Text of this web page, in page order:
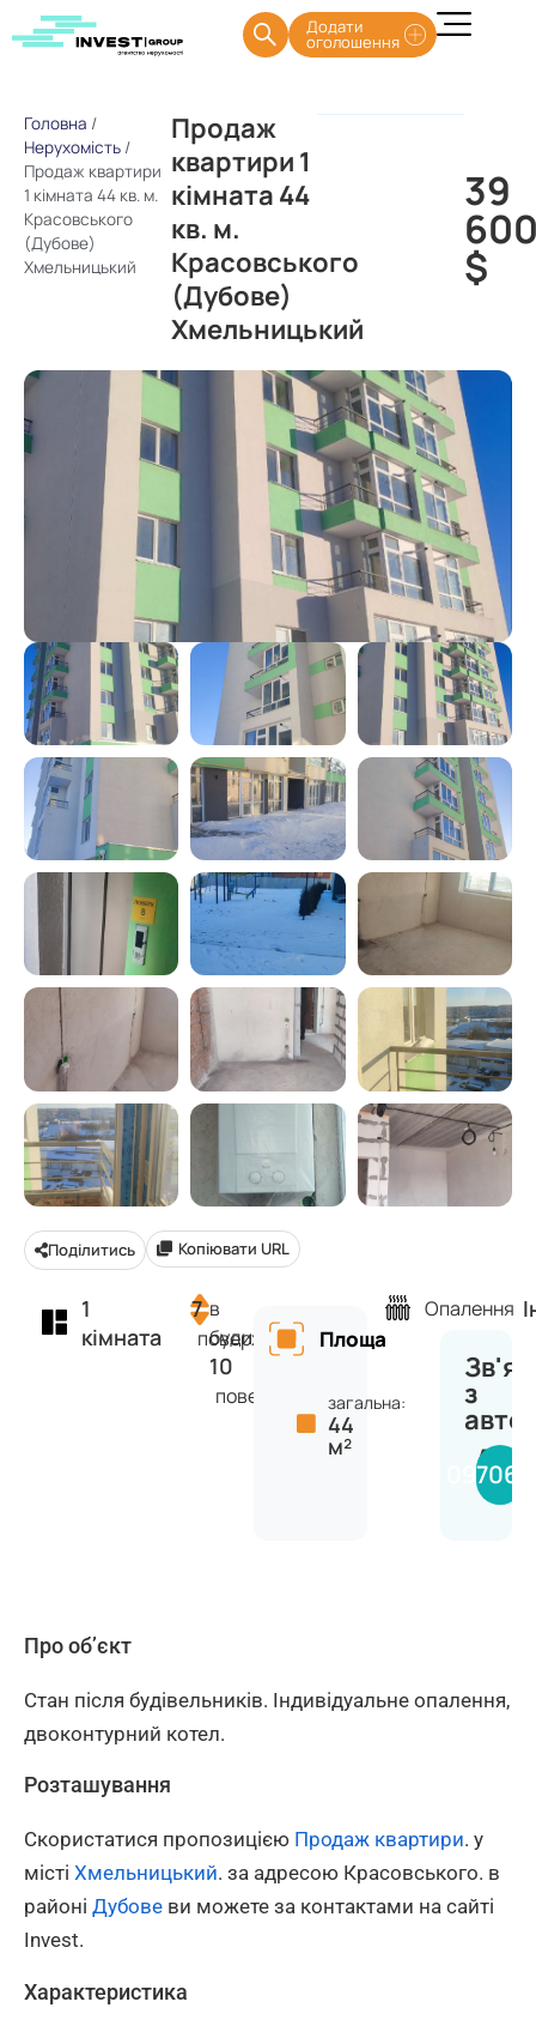
Додати
оголошення
Головна /
Нерухомість /
Продаж квартири
1 кімната 44 кв. м.
Красовського
(Дубове)
Хмельницький
Продаж
квартири 1
кімната 44
кв. м.
Красовського
(Дубове)
Хмельницький
39
$
Поділитись Копіювати URL
1
кімната
7
поверх
в
будинку
10
поверхів
Площа
загальна:
44
м²
Опалення
з
Про об’єкт
Стан після будівельників. Індивідуальне опалення,
двоконтурний котел.
Розташування
Скористатися пропозицією Продаж квартири. у
місті Хмельницький. за адресою Красовського. в
районі Дубове ви можете за контактами на сайті
Invest.
Характеристика